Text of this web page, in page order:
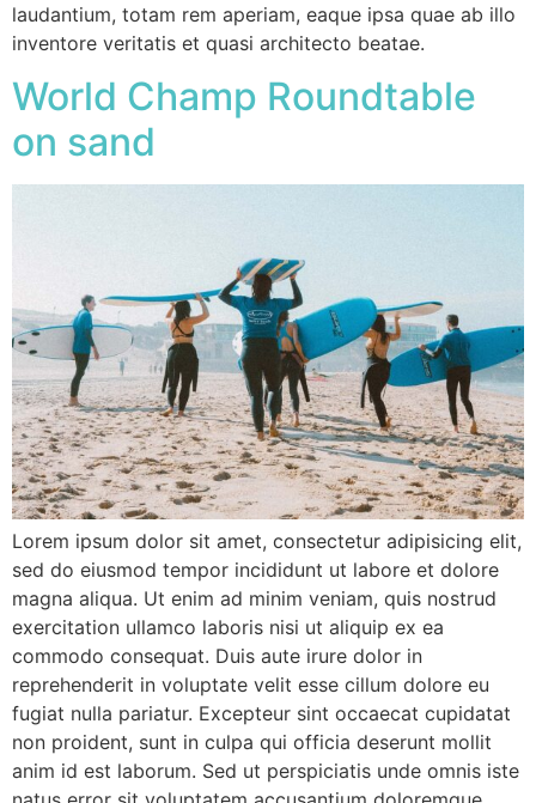
laudantium, totam rem aperiam, eaque ipsa quae ab illo
inventore veritatis et quasi architecto beatae.
World Champ Roundtable
on sand
Lorem ipsum dolor sit amet, consectetur adipisicing elit,
sed do eiusmod tempor incididunt ut labore et dolore
magna aliqua. Ut enim ad minim veniam, quis nostrud
exercitation ullamco laboris nisi ut aliquip ex ea
commodo consequat. Duis aute irure dolor in
reprehenderit in voluptate velit esse cillum dolore eu
fugiat nulla pariatur. Excepteur sint occaecat cupidatat
non proident, sunt in culpa qui officia deserunt mollit
anim id est laborum. Sed ut perspiciatis unde omnis iste